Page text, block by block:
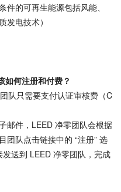
的可再生能源包括风能、
发电技术）
如何注册和付费？
队只需要支付认证审核费（C
邮件，LEED 净零团队会根据
团队点击链接中的 “注册” 选
送到 LEED 净零团队，完成